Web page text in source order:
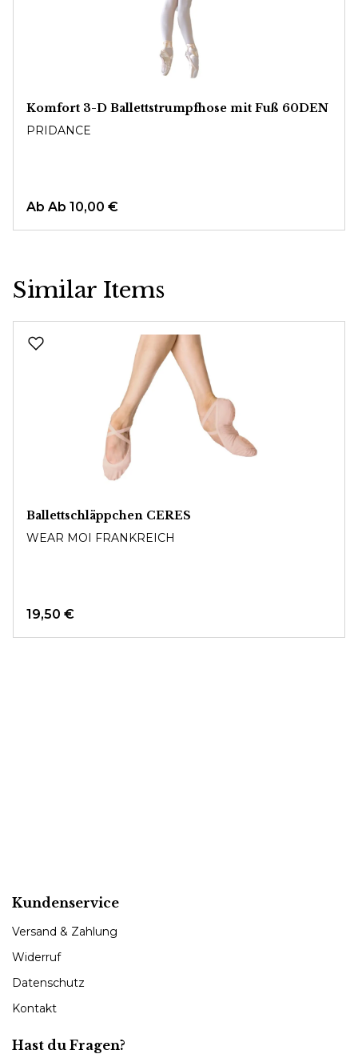
Komfort 3-D Ballettstrumpfhose mit Fuß 60DEN
PRIDANCE
Ab Ab 10,00 €
Similar Items
Ballettschläppchen CERES
WEAR MOI FRANKREICH
19,50 €
Kundenservice
Versand & Zahlung
Widerruf
Datenschutz
Kontakt
Hast du Fragen?